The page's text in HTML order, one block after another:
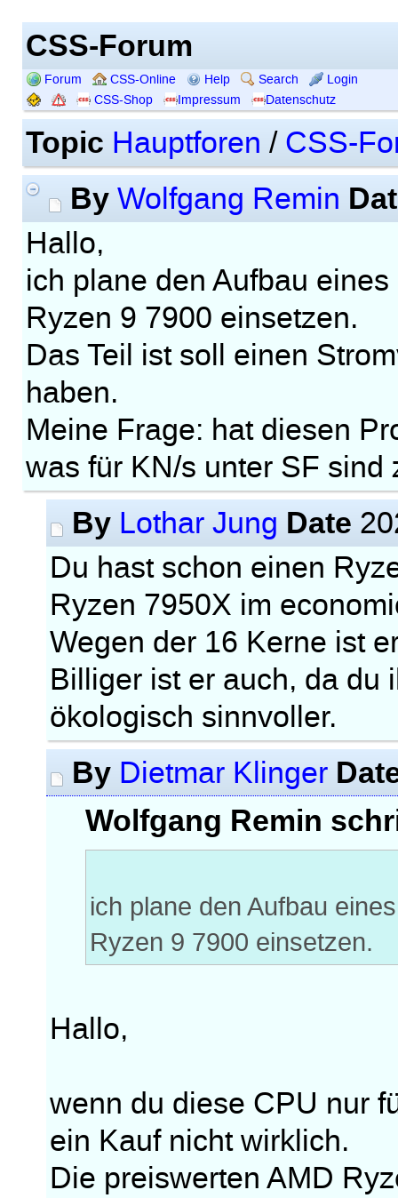
CSS-Forum
Forum CSS-Online Help Search
Login
CSS-Shop
Impressum Datenschutz
Topic Hauptforen / CSS-
By Wolfgang Remin
Hallo,
ich plane den Aufbau
Ryzen 9 7900 einsetzen.
Das Teil ist soll einen
haben.
Meine Frage: hat diesen
was für KN/s unter SF sind
By Lothar Jung Date
Du hast schon einen
Ryzen 7950X im
Wegen der 16 Kerne ist
Billiger ist er auch, da du
ökologisch sinnvoller.
By Dietmar Klinger
Wolfgang Remin
ich plane den Aufbau
Ryzen 9 7900 einsetzen.
Hallo,
wenn du diese CPU nur
ein Kauf nicht wirklich.
Die preiswerten AMD